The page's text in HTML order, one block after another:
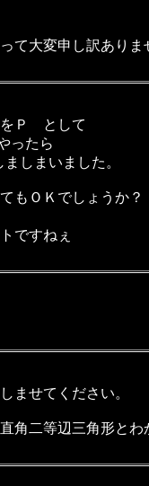
て大変申し訳ありま
Ｐ として
ったら
しまいました。
もＯＫでしょうか？
ですねぇ
ませてください。
角二等辺三角形と